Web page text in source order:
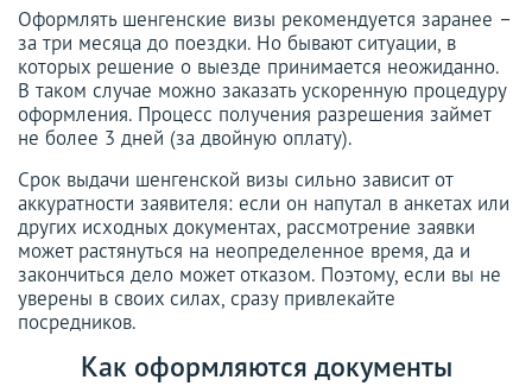
Оформлять шенгенские визы рекомендуется заранее –
за три месяца до поездки. Но бывают ситуации, в
которых решение о выезде принимается неожиданно.
В таком случае можно заказать ускоренную процедуру
оформления. Процесс получения разрешения займет
не более 3 дней (за двойную оплату).
Срок выдачи шенгенской визы сильно зависит от
аккуратности заявителя: если он напутал в анкетах или
других исходных документах, рассмотрение заявки
может растянуться на неопределенное время, да и
закончиться дело может отказом. Поэтому, если вы не
уверены в своих силах, сразу привлекайте
посредников.
Как оформляются документы